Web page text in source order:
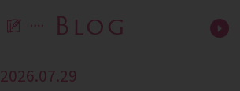
Blog
2026.07.29